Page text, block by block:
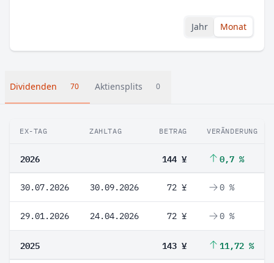
Jahr Monat
Dividenden 70 Aktiensplits 0
EX-TAG ZAHLTAG BETRAG VERÄNDERUNG
2026 144 ¥ 0,7 %
30.07.2026 30.09.2026 72 ¥ 0 %
29.01.2026 24.04.2026 72 ¥ 0 %
2025 143 ¥ 11,72 %